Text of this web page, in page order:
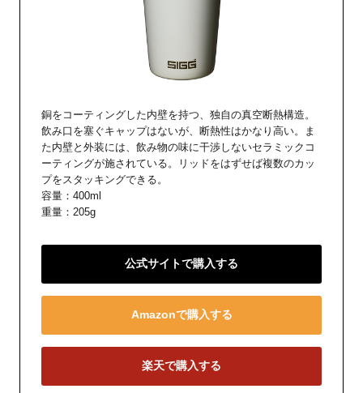
銅をコーティングした内壁を持つ、独自の真空断熱構造。
飲み口を塞ぐキャップはないが、断熱性はかなり高い。ま
た内壁と外装には、飲み物の味に干渉しないセラミックコ
ーティングが施されている。リッドをはずせば複数のカッ
プをスタッキングできる。
容量：400ml
重量：205g
公式サイトで購入する
Amazonで購入する
楽天で購入する